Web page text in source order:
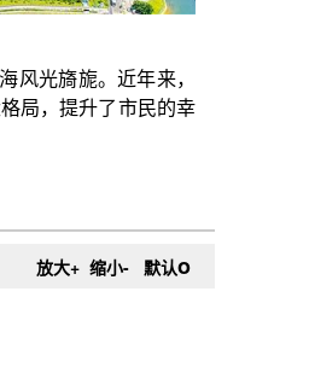
放大+ 缩小- 默认o